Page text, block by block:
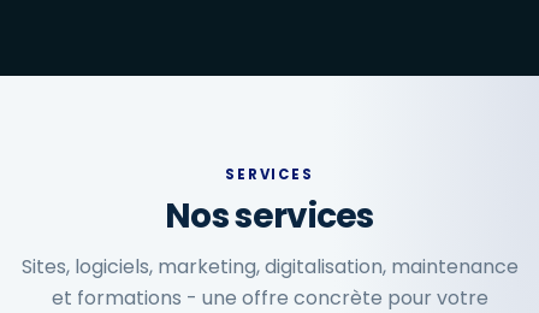
SERVICES
Nos services
Sites, logiciels, marketing, digitalisation, maintenance
et formations - une offre concrète pour votre